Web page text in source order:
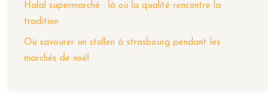
Halal supermarché : là où la qualité rencontre la
tradition
Où savourer un stollen à strasbourg pendant les
marchés de noël